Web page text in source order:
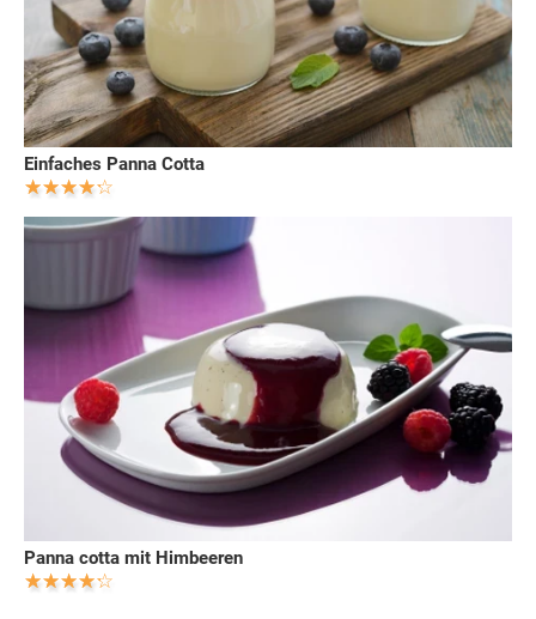
Einfaches Panna Cotta
Panna cotta mit Himbeeren